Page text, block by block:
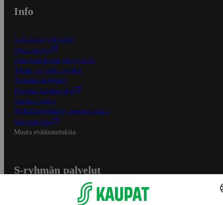
Info
S-Business yrityksille
Oiva-raportit
Osuuskauppojen yhteystiedot
Tilaus- ja toimitusehdot
Tietosuojakäytäntö
Palvelun käyttöehdot
Saavutettavuus
Mobiilisovelluksen saavutettavuus
Mainostajalle
Muuta evästeasetuksia
S-ryhmän palvelut